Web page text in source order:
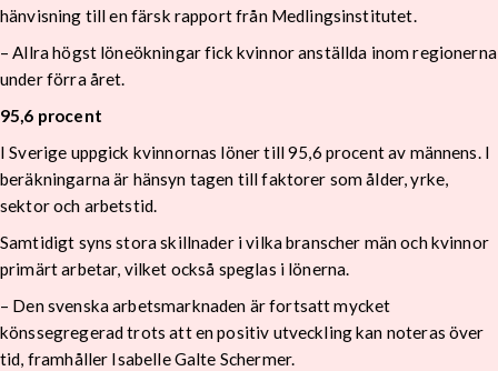
hänvisning till en färsk rapport från Medlingsinstitutet.
– Allra högst löneökningar fick kvinnor anställda inom regionerna
under förra året.
95,6 procent
I Sverige uppgick kvinnornas löner till 95,6 procent av männens. I
beräkningarna är hänsyn tagen till faktorer som ålder, yrke,
sektor och arbetstid.
Samtidigt syns stora skillnader i vilka branscher män och kvinnor
primärt arbetar, vilket också speglas i lönerna.
– Den svenska arbetsmarknaden är fortsatt mycket
könssegregerad trots att en positiv utveckling kan noteras över
tid, framhåller Isabelle Galte Schermer.